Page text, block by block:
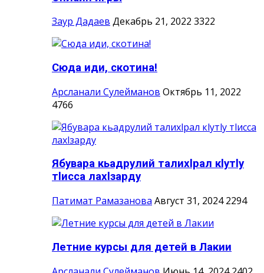
Заур Дадаев Декабрь 21, 2022 3322
Сюда иди, скотина!
Арсланали Сулейманов Октябрь 11, 2022
4766
Ябувара кьадрулий талихlрал кlутlу
тlисса лахlзарду
Патимат Рамазанова Август 31, 2024 2294
Летние курсы для детей в Лакии